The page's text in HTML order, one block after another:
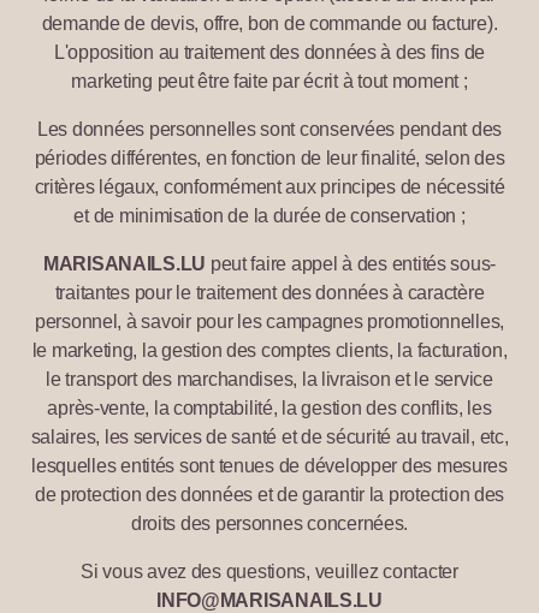
demande de devis, offre, bon de commande ou facture).
L'opposition au traitement des données à des fins de
marketing peut être faite par écrit à tout moment ;
Les données personnelles sont conservées pendant des
périodes différentes, en fonction de leur finalité, selon des
critères légaux, conformément aux principes de nécessité
et de minimisation de la durée de conservation ;
MARISANAILS.LU peut faire appel à des entités sous-
traitantes pour le traitement des données à caractère
personnel, à savoir pour les campagnes promotionnelles,
le marketing, la gestion des comptes clients, la facturation,
le transport des marchandises, la livraison et le service
après-vente, la comptabilité, la gestion des conflits, les
salaires, les services de santé et de sécurité au travail, etc,
lesquelles entités sont tenues de développer des mesures
de protection des données et de garantir la protection des
droits des personnes concernées.
Si vous avez des questions, veuillez contacter
INFO@MARISANAILS.LU